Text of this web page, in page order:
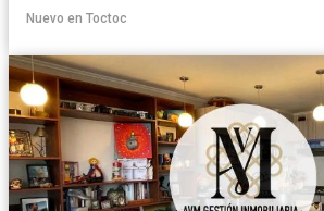
Nuevo en Toctoc